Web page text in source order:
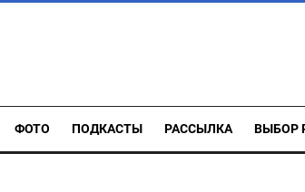
ФОТО ПОДКАСТЫ РАССЫЛКА ВЫБОР